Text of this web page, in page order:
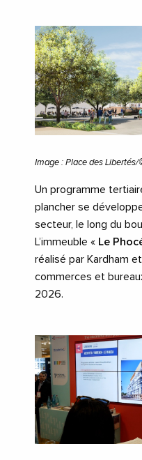
Image : Place des
Un programme
plancher se
secteur, le long du
L’immeuble « Le
réalisé par Kardham
commerces et
2026.